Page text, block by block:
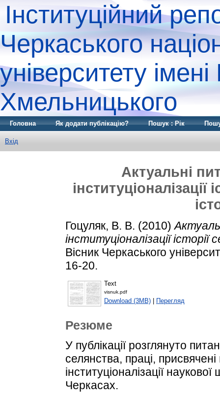
Інституційний
Черкаського
університету
Хмельницького
Головна Як додати публікацію? Пошук : Рік
Вхід
Актуальні
інституціоналізації
Гоцуляк, В. В. (2010)
інституціоналізації
Вісник Черкаського
16-20.
Text
visnuk.pdf
Download (3MB) Перегляд
Резюме
У публікації розглянуто
селянства, праці,
інституціоналізації
Черкасах.